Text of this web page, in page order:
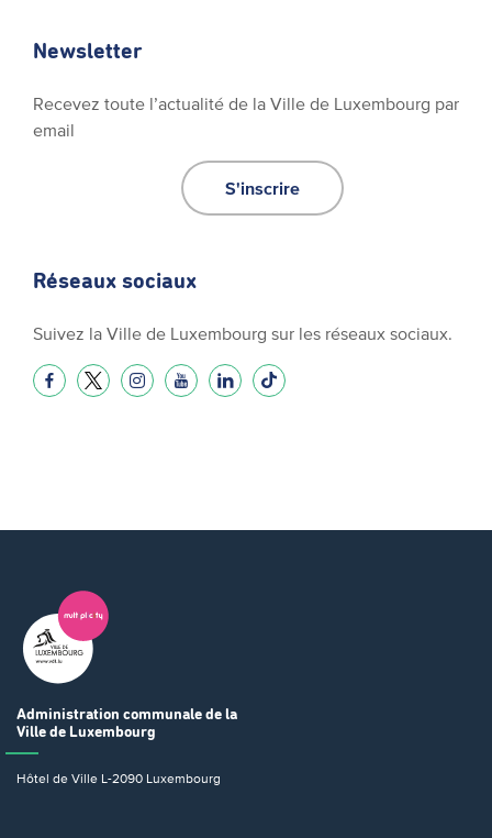
Newsletter
Recevez toute l’actualité de la Ville de Luxembourg par
email
S'inscrire
Réseaux sociaux
Suivez la Ville de Luxembourg sur les réseaux sociaux.
Administration communale de la
Ville de Luxembourg
Hôtel de Ville L-2090 Luxembourg